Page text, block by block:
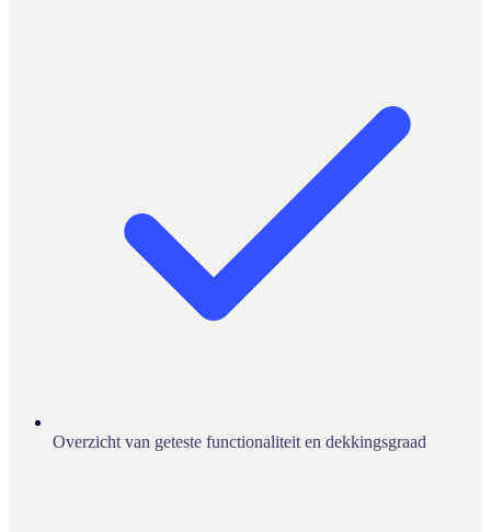
Overzicht van geteste functionaliteit en dekkingsgraad